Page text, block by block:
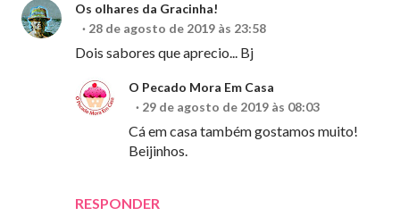
Os olhares da Gracinha!
28 de agosto de 2019 às 23:58
Dois sabores que aprecio... Bj
RESPONDER
O Pecado Mora Em Casa
29 de agosto de 2019 às 08:03
Cá em casa também gostamos muito!
Beijinhos.